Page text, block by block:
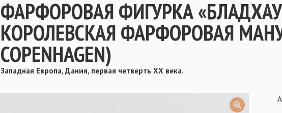
ФАРФОРОВАЯ ФИГУРКА
КОРОЛЕВСКАЯ ФАРФОРОВАЯ
COPENHAGEN)
Западная Европа, Дания, первая четверть ХХ века.